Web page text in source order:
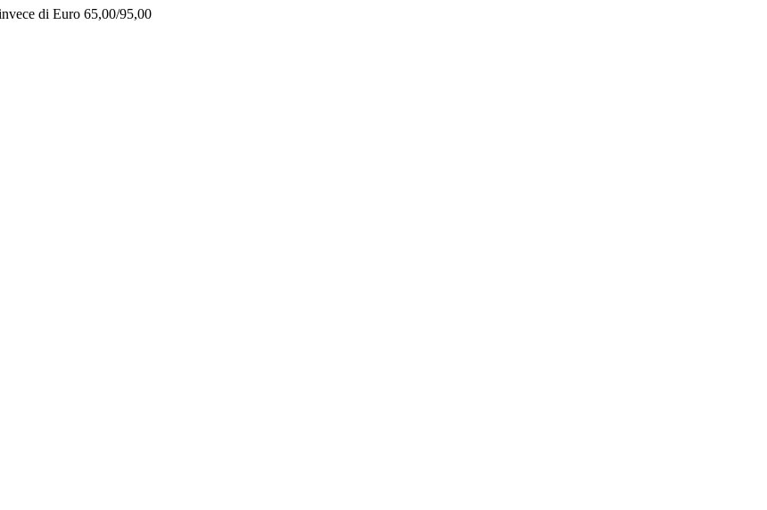
di Euro 65,00/95,00